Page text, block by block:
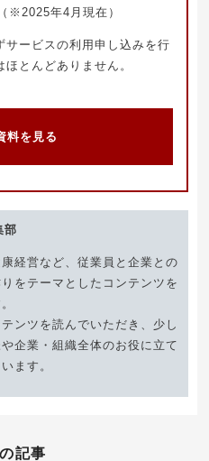
※2025年4月現在）
ービスの利用申し込みを行
とんどありません。
料を見る
部
経営など、従業員と企業との
をテーマとしたコンテンツを
ンツを読んでいただき、少し
企業・組織全体のお役に立て
ます。
記事